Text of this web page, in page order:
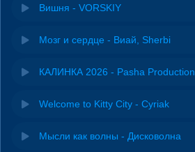
Вишня - VORSKIY
Мозг и сердце - Виай, Sherbi
КАЛИНКА 2026 - Pasha Production
Welcome to Kitty City - Cyriak
Мысли как волны - Дисковолна